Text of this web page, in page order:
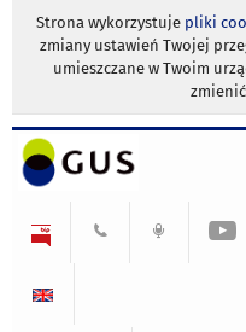
Strona wykorzystuje pliki
zmiany ustawień Twojej
umieszczane w Twoim